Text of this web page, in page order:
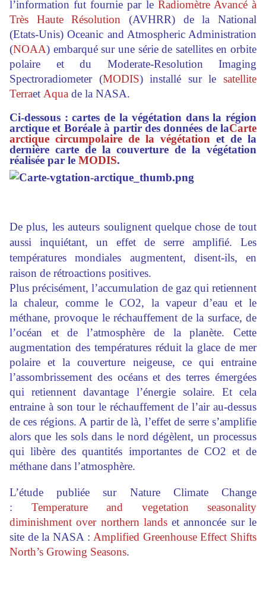
l’information fut fournie par le Radiomètre Avancé à
Très Haute Résolution (AVHRR) de la
National
(Etats-Unis) Oceanic and Atmospheric Administration
(NOAA) embarqué sur une série de satellites en orbite
polaire et du Moderate-Resolution Imaging
Spectroradiometer (MODIS) installé sur lesatellite
Terraet Aqua de la NASA.
Ci-dessous : cartes de la végétation dans la région
arctique et Boréale à partir des données de laCarte
arctique circumpolaire de la végétation et de la
dernière carte de la couverture de la végétation
réalisée par le MODIS.
De plus, les auteurs soulignent quelque chose de tout
aussi inquiétant, un effet de serre amplifié. Les
températures mondiales augmentent, disent-ils, en
raison de rétroactions positives.
Plus précisément, l’accumulation de gaz qui retiennent
la chaleur, comme le CO2, la vapeur d’eau et le
méthane, provoque le réchauffement de la surface, de
l’océan et de l’atmosphère de la planète. Cette
augmentation des températures réduit la glace de mer
polaire et la couverture neigeuse, ce qui entraine
l’assombrissement des océans et des terres émergées
qui retiennent davantage l’énergie solaire. Et cela
entraine à son tour le réchauffement de l’air au-dessus
de ces régions. A partir de là, l’effet de serre s’amplifie
alors que les sols dans le nord dégèlent, un processus
qui libère des quantités importantes de CO2 et de
méthane dans l’atmosphère.
L’étude publiée sur Nature Climate Change
: Temperature and vegetation seasonality
diminishment over northern landset annoncée sur le
site de la NASA : Amplified Greenhouse Effect Shifts
North’s Growing Seasons.